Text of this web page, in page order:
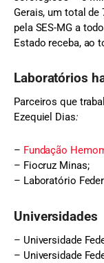
Gerais, um total de
pela SES-MG a
Estado receba, ao
Laboratórios
Parceiros que
Ezequiel Dias:
– Fundação
– Fiocruz Minas;
– Laboratório
Universidades
– Universidade
– Universidade